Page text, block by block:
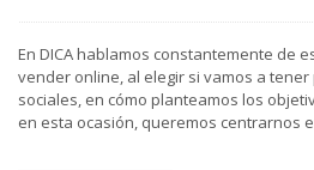
En DICA hablamos constantemente de
vender online, al elegir si vamos a
sociales, en cómo planteamos los
en esta ocasión, queremos centrarnos